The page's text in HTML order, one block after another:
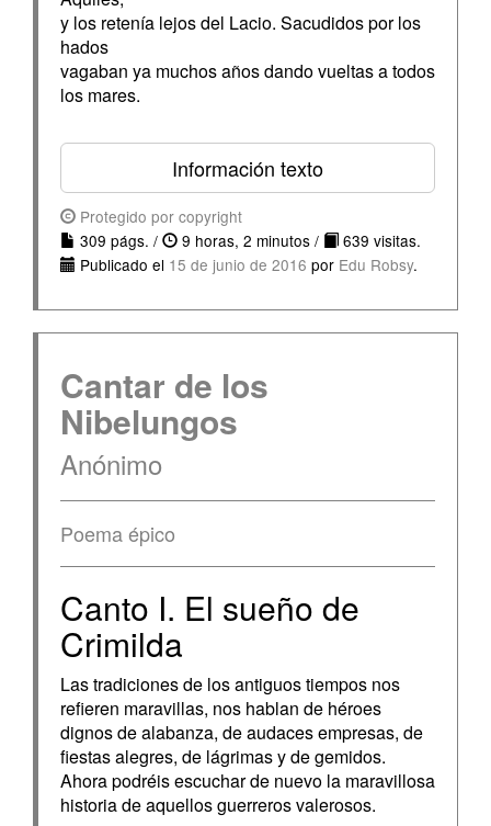
y los retenía lejos del Lacio. Sacudidos por los
hados
vagaban ya muchos años dando vueltas a todos
los mares.
Información texto
Protegido por copyright
309 págs. /
9 horas, 2 minutos /
639 visitas.
Publicado el 15 de junio de 2016 por Edu Robsy.
Cantar de los
Nibelungos
Anónimo
Poema épico
Canto I. El sueño de
Crimilda
Las tradiciones de los antiguos tiempos nos
refieren maravillas, nos hablan de héroes
dignos de alabanza, de audaces empresas, de
fiestas alegres, de lágrimas y de gemidos.
Ahora podréis escuchar de nuevo la maravillosa
historia de aquellos guerreros valerosos.